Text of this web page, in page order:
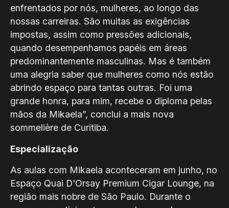
enfrentados por nós, mulheres, ao longo das
nossas carreiras. São muitas as exigências
impostas, assim como pressões adicionais,
quando desempenhamos papéis em áreas
predominantemente masculinas. Mas é também
uma alegria saber que mulheres como nós estão
abrindo espaço para tantas outras. Foi uma
grande honra, para mim, recebe o diploma pelas
mãos da Mikaela”, conclui a mais nova
sommelière de Curitiba.
Especialização
As aulas com Mikaela aconteceram em junho, no
Espaço Quai D'Orsay Premium Cigar Lounge, na
região mais nobre de São Paulo. Durante o